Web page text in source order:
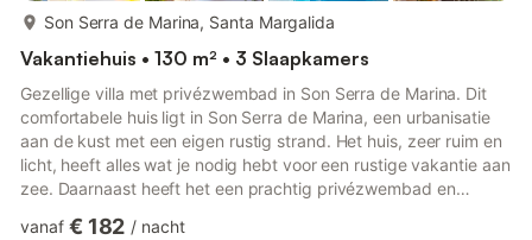
Son Serra de Marina, Santa Margalida
Vakantiehuis • 130 m² • 3 Slaapkamers
Gezellige villa met privézwembad in Son Serra de Marina. Dit
comfortabele huis ligt in Son Serra de Marina, een urbanisatie
aan de kust met een eigen rustig strand. Het huis, zeer ruim en
licht, heeft alles wat je nodig hebt voor een rustige vakantie aan
zee. Daarnaast heeft het een prachtig privézwembad en
van het heerlijke mediterrane klimaat. Son Serra de Marina is
vanaf € 182 / nacht